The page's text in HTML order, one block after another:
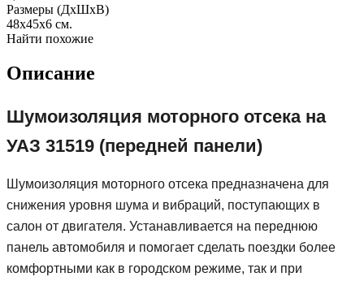
Размеры (ДхШхВ)
48х45х6 см.
Найти похожие
Описание
Шумоизоляция моторного отсека на
УАЗ 31519 (передней панели)
Шумоизоляция моторного отсека предназначена для
снижения уровня шума и вибраций, поступающих в
салон от двигателя. Устанавливается на переднюю
панель автомобиля и помогает сделать поездки более
комфортными как в городском режиме, так и при